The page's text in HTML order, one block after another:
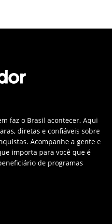
faz o Brasil acontecer. Aqui
diretas e confiáveis sobre
Acompanhe a gente e
importa para você que é
de programas